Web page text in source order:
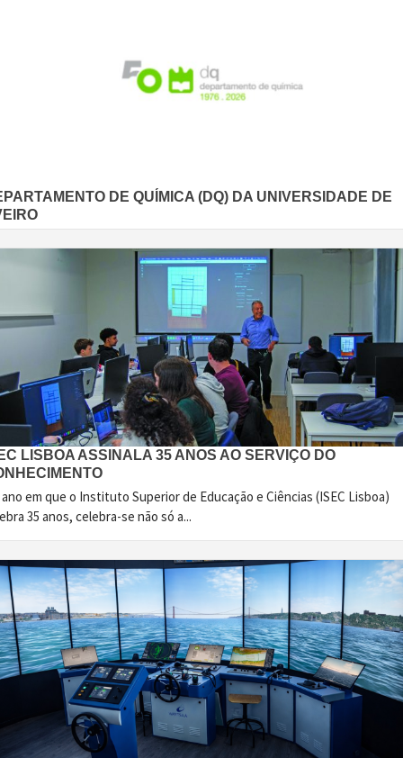
DE QUÍMICA (DQ) DA UNIVERSIDADE DE
LISBOA ASSINALA 35 ANOS AO SERVIÇO DO
em que o Instituto Superior de Educação e Ciências (ISEC Lisboa)
35 anos, celebra-se não só a...